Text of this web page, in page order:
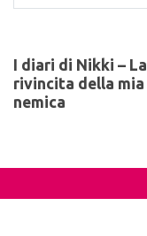
I diari di Nikki – La
rivincita della mia
nemica